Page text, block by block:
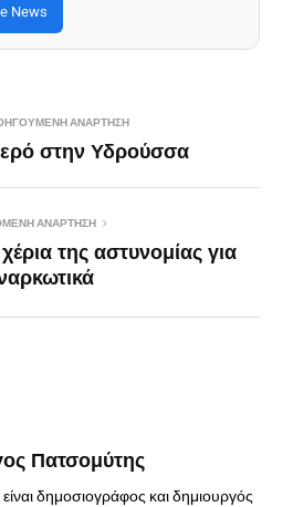
News
ΑΝΆΡΤΗΣΗ
στην Υδρούσσα
ΑΝΆΡΤΗΣΗ
της αστυνομίας για
Πατσομύτης
δημοσιογράφος και δημιουργός